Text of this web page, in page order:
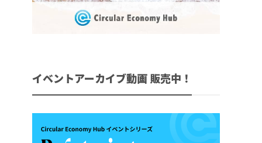
イベントアーカイブ動画 販売中！